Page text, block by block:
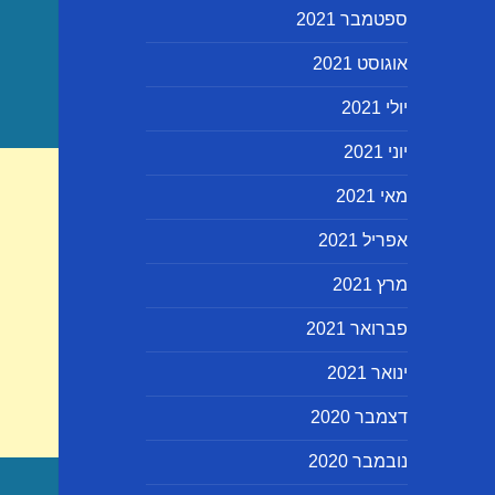
ספטמבר 2021
אוגוסט 2021
יולי 2021
יוני 2021
מאי 2021
אפריל 2021
מרץ 2021
פברואר 2021
ינואר 2021
דצמבר 2020
נובמבר 2020